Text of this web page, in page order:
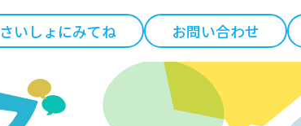
さいしょにみてね お問い合わせ